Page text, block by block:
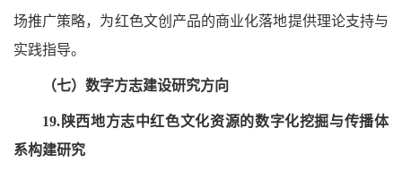
场推广策略，为红色文创产品的商业化落地提供理论支持与
实践指导。
（七）数字方志建设研究方向
19.陕西地方志中红色文化资源的数字化挖掘与传播体
系构建研究